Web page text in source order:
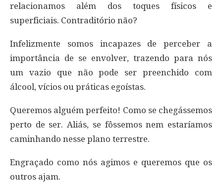
relacionamos além dos toques físicos e
superficiais. Contraditório não?
Infelizmente somos incapazes de perceber a
importância de se envolver, trazendo para nós
um vazio que não pode ser preenchido com
álcool, vícios ou práticas egoístas.
Queremos alguém perfeito! Como se chegássemos
perto de ser. Aliás, se fôssemos nem estaríamos
caminhando nesse plano terrestre.
Engraçado como nós agimos e queremos que os
outros ajam.